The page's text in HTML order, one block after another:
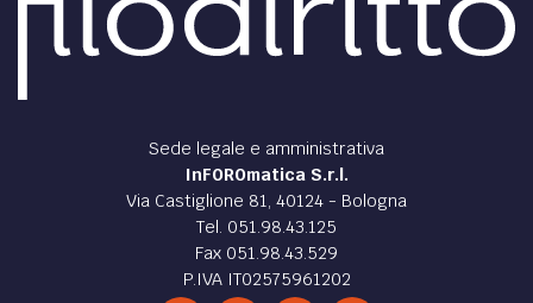
Sede legale e amministrativa
InFOROmatica S.r.l.
Via Castiglione 81, 40124 - Bologna
Tel. 051.98.43.125
Fax 051.98.43.529
P.IVA IT02575961202